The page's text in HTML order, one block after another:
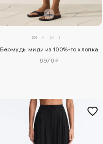
XS S M L
Бермуды миди из 100%-го хлопка
6970 ₽